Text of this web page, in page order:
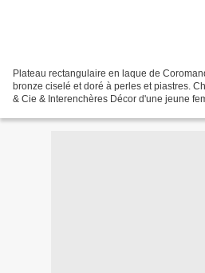
Plateau rectangulaire en laque de
bronze ciselé et doré à perles et piastres.
& Cie & Interenchères Décor d'une jeune